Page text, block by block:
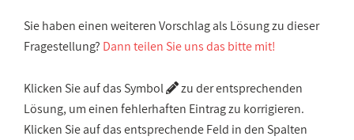
Sie haben einen weiteren Vorschlag als Lösung zu dieser
Fragestellung? Dann teilen Sie uns das bitte mit!
Klicken Sie auf das Symbol
zu der entsprechenden
Lösung, um einen fehlerhaften Eintrag zu korrigieren.
Klicken Sie auf das entsprechende Feld in den Spalten